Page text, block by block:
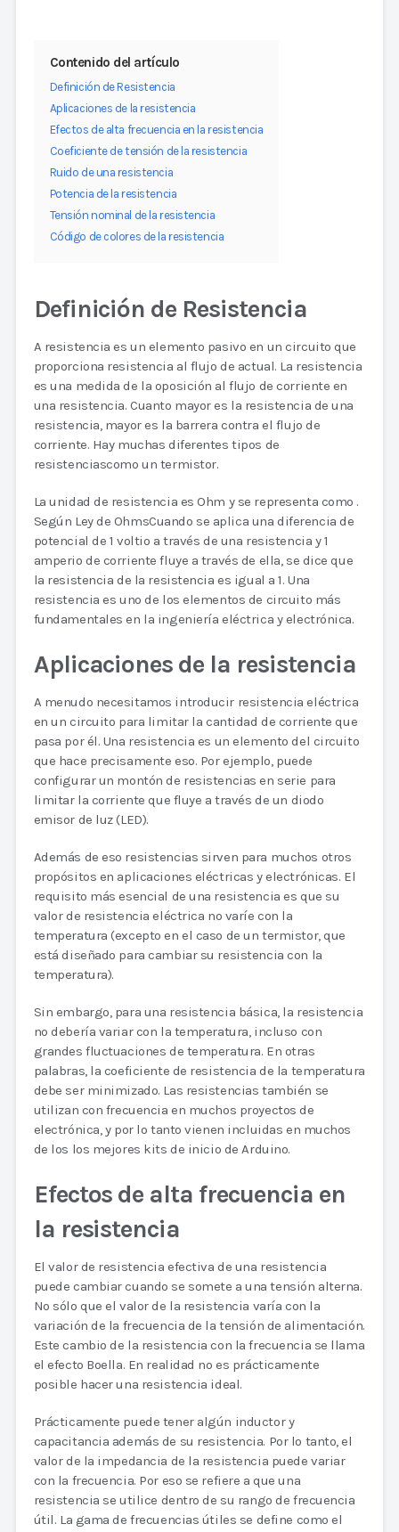
Contenido del artículo
Definición de Resistencia
Aplicaciones de la resistencia
Efectos de alta frecuencia en la resistencia
Coeficiente de tensión de la resistencia
Ruido de una resistencia
Potencia de la resistencia
Tensión nominal de la resistencia
Código de colores de la resistencia
Definición de Resistencia
A resistencia es un elemento pasivo en un circuito que
proporciona resistencia al flujo de actual. La resistencia
es una medida de la oposición al flujo de corriente en
una resistencia. Cuanto mayor es la resistencia de una
resistencia, mayor es la barrera contra el flujo de
corriente. Hay muchas diferentes tipos de
resistenciascomo un termistor.
La unidad de resistencia es Ohm y se representa como .
Según Ley de OhmsCuando se aplica una diferencia de
potencial de 1 voltio a través de una resistencia y 1
amperio de corriente fluye a través de ella, se dice que
la resistencia de la resistencia es igual a 1. Una
resistencia es uno de los elementos de circuito más
fundamentales en la ingeniería eléctrica y electrónica.
Aplicaciones de la resistencia
A menudo necesitamos introducir resistencia eléctrica
en un circuito para limitar la cantidad de corriente que
pasa por él. Una resistencia es un elemento del circuito
que hace precisamente eso. Por ejemplo, puede
configurar un montón de resistencias en serie para
limitar la corriente que fluye a través de un diodo
emisor de luz (LED).
Además de eso resistencias sirven para muchos otros
propósitos en aplicaciones eléctricas y electrónicas. El
requisito más esencial de una resistencia es que su
valor de resistencia eléctrica no varíe con la
temperatura (excepto en el caso de un termistor, que
está diseñado para cambiar su resistencia con la
temperatura).
Sin embargo, para una resistencia básica, la resistencia
no debería variar con la temperatura, incluso con
grandes fluctuaciones de temperatura. En otras
palabras, la coeficiente de resistencia de la temperatura
debe ser minimizado. Las resistencias también se
utilizan con frecuencia en muchos proyectos de
electrónica, y por lo tanto vienen incluidas en muchos
de los los mejores kits de inicio de Arduino.
Efectos de alta frecuencia en
la resistencia
El valor de resistencia efectiva de una resistencia
puede cambiar cuando se somete a una tensión alterna.
No sólo que el valor de la resistencia varía con la
variación de la frecuencia de la tensión de alimentación.
Este cambio de la resistencia con la frecuencia se llama
el efecto Boella. En realidad no es prácticamente
posible hacer una resistencia ideal.
Prácticamente puede tener algún inductor y
capacitancia además de su resistencia. Por lo tanto, el
valor de la impedancia de la resistencia puede variar
con la frecuencia. Por eso se refiere a que una
resistencia se utilice dentro de su rango de frecuencia
útil. La gama de frecuencias útiles se define como el